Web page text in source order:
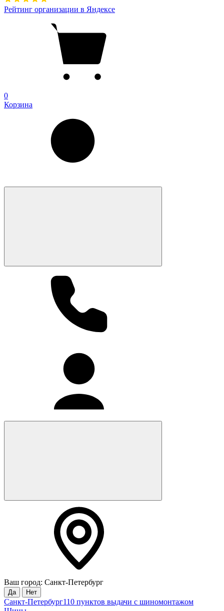
Рейтинг организации в Яндексе
0
Корзина
Ваш город: Санкт-Петербург
Да Нет
Санкт-Петербург110 пунктов выдачи с шиномонтажом